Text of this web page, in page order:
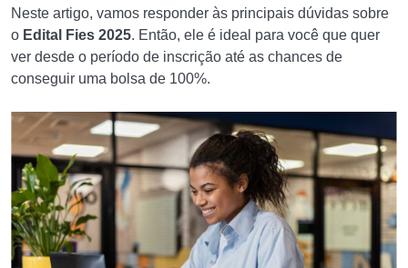
Neste artigo, vamos responder às principais dúvidas sobre
o Edital Fies 2025. Então, ele é ideal para você que quer
ver desde o período de inscrição até as chances de
conseguir uma bolsa de 100%.